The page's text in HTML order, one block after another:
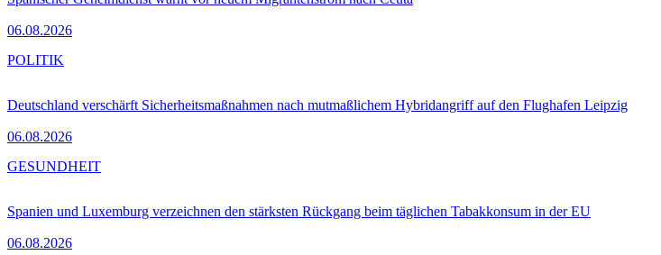
06.08.2026
Deutschland verschärft Sicherheitsmaßnahmen nach mutmaßlichem Hybridangriff auf den Flughafen Leipzig
06.08.2026
POLITIK
Spanien und Luxemburg verzeichnen den stärksten Rückgang beim täglichen Tabakkonsum in der EU
06.08.2026
GESUNDHEIT